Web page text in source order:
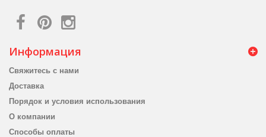
Информация
Свяжитесь с нами
Доставка
Порядок и условия использования
О компании
Способы оплаты